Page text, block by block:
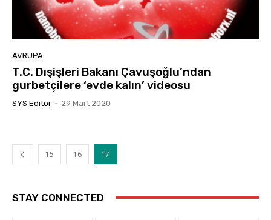
AVRUPA
T.C. Dışişleri Bakanı Çavuşoğlu’ndan
gurbetçilere ‘evde kalın’ videosu
SYS Editör - 29 Mart 2020
15 16 17
STAY CONNECTED